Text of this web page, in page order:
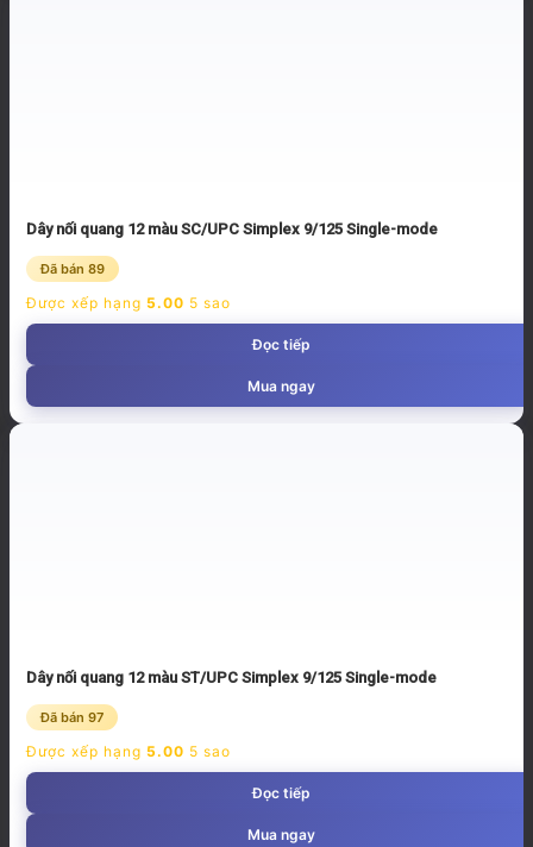
Dây nối quang 12 màu SC/UPC Simplex 9/125 Single-mode
Đã bán 89
Được xếp hạng 5.00 5 sao
Đọc tiếp
Mua ngay
Dây nối quang 12 màu ST/UPC Simplex 9/125 Single-mode
Đã bán 97
Được xếp hạng 5.00 5 sao
Đọc tiếp
Mua ngay